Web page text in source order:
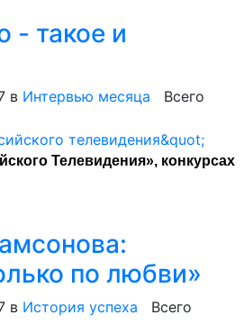
- такое и
в Интервью месяца Всего
Телевидения», конкурсах
по любви»
в История успеха Всего